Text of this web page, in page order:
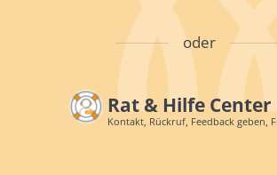
oder
Rat & Hilfe Center
Kontakt, Rückruf, Feedback geben,